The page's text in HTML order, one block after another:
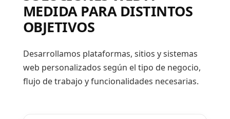
MEDIDA PARA DISTINTOS
OBJETIVOS
Desarrollamos plataformas, sitios y sistemas
web personalizados según el tipo de negocio,
flujo de trabajo y funcionalidades necesarias.